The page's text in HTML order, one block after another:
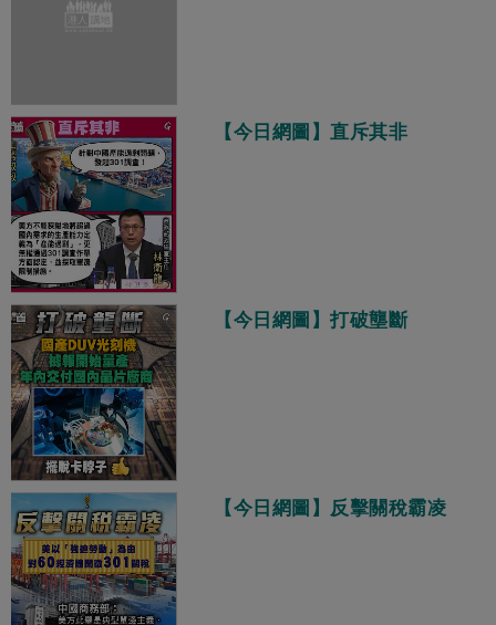
【今日網圖】直斥其非
【今日網圖】打破壟斷
【今日網圖】反擊關稅霸凌